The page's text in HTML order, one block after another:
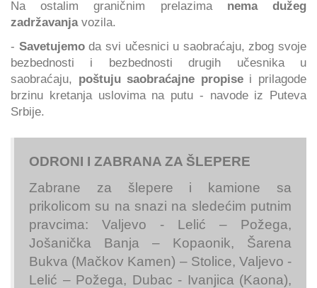
Na ostalim graničnim prelazima nema dužeg
zadržavanja vozila.
- Savetujemoda svi učesnici u saobraćaju, zbog svoje
bezbednosti i bezbednosti drugih učesnika u
saobraćaju, poštuju saobraćajne propisei prilagode
brzinu kretanja uslovima na putu - navode iz Puteva
Srbije.
ODRONI I ZABRANA ZA ŠLEPERE
Zabrane za šlepere i kamione sa
prikolicom su na snazi na sledećim putnim
pravcima: Valjevo - Lelić – Požega,
Jošanička Banja – Kopaonik, Šarena
Bukva (Mačkov Kamen) – Stolice, Valjevo -
Lelić – Požega, Dubac - Ivanjica (Kaona),